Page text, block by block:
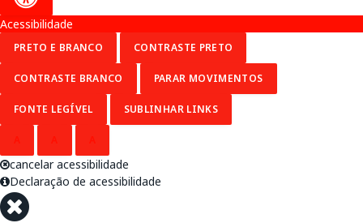
Acessibilidade
PRETO E BRANCO CONTRASTE PRETO
CONTRASTE BRANCO PARAR MOVIMENTOS
FONTE LEGÍVEL SUBLINHAR LINKS
cancelar acessibilidade
Declaração de acessibilidade